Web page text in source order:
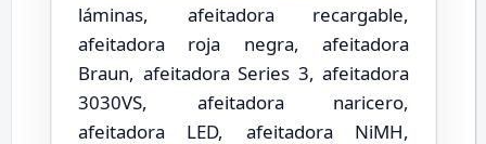
láminas, afeitadora recargable,
afeitadora roja negra, afeitadora
Braun, afeitadora Series 3, afeitadora
3030VS, afeitadora naricero,
afeitadora LED, afeitadora NiMH,